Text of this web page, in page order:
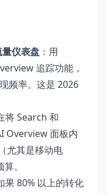
仪表盘 ：用
追踪功能，
频率。这是 2026
将 Search 和
Overview 面板内
尤其是移动电
。
果 80% 以上的转化